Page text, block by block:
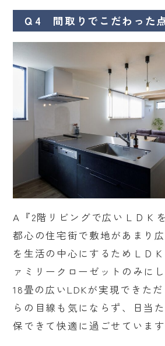
Ｑ4 間取りでこだわった
A『2階リビングで広いＬＤＫ
都心の住宅街で敷地があまり
を生活の中心にするためＬＤ
ァミリークローゼットのみにし
18畳の広いLDKが実現できた
らの目線も気にならず、日当
保できて快適に過ごせています